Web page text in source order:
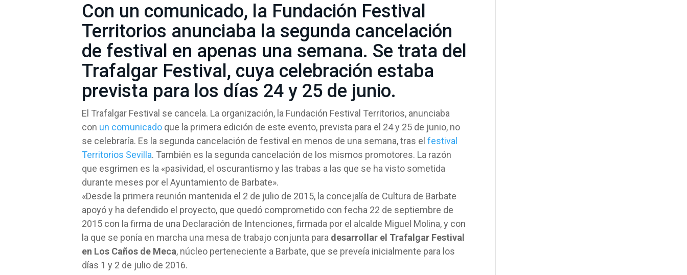
Con un comunicado, la Fundación Festival
Territorios anunciaba la segunda cancelación
de festival en apenas una semana. Se trata del
Trafalgar Festival, cuya celebración estaba
prevista para los días 24 y 25 de junio.
El Trafalgar Festival se cancela. La organización, la Fundación Festival Territorios, anunciaba
con un comunicado que la primera edición de este evento, prevista para el 24 y 25 de junio, no
se celebraría. Es la segunda cancelación de festival en menos de una semana, tras el festival
Territorios Sevilla. También es la segunda cancelación de los mismos promotores. La razón
que esgrimen es la «pasividad, el oscurantismo y las trabas a las que se ha visto sometida
durante meses por el Ayuntamiento de Barbate».
«Desde la primera reunión mantenida el 2 de julio de 2015, la concejalía de Cultura de Barbate
apoyó y ha defendido el proyecto, que quedó comprometido con fecha 22 de septiembre de
2015 con la firma de una Declaración de Intenciones, firmada por el alcalde Miguel Molina, y con
la que se ponía en marcha una mesa de trabajo conjunta para desarrollar el Trafalgar Festival
en Los Caños de Meca, núcleo perteneciente a Barbate, que se preveía inicialmente para los
días 1 y 2 de julio de 2016.